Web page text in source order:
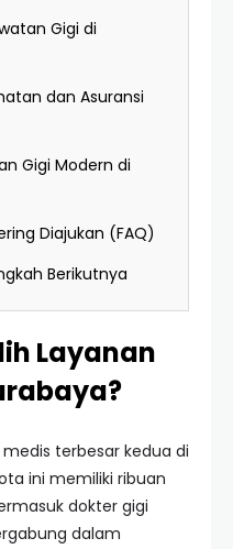
Gigi di
dan Asuransi
Gigi Modern di
Diajukan (FAQ)
Berikutnya
Layanan
terbesar kedua di
ini memiliki ribuan
dokter gigi
dalam